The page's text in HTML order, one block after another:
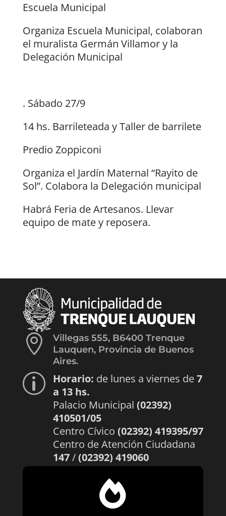
Escuela Municipal
Organiza Escuela Municipal, colaboran
el muralista Germán Villamor y la
Delegación Municipal
. Sábado 27/9
14 hs. Barrileteada y Taller de barrilete
Predio Zoppiconi
Organiza el Jardín Maternal “Rayito de
Sol”. Colabora la Delegación municipal
Habrá Feria de Artesanos. Llevar
equipo de mate y reposera.

Villegas 555, B6400 Trenque
Lauquen, Provincia de Buenos
Aires.
p Horario: de lunes a viernes de7
a 13 hs.
Palacio Municipal (02392)
410501/05
Centro Cívico (02392) 419395/97
Centro de Atención Ciudadana
147/(02392) 419060
